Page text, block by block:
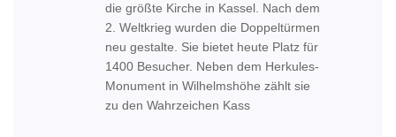
die größte Kirche in Kassel. Nach dem
2. Weltkrieg wurden die Doppeltürmen
neu gestalte. Sie bietet heute Platz für
1400 Besucher. Neben dem Herkules-
Monument in Wilhelmshöhe zählt sie
zu den Wahrzeichen Kass